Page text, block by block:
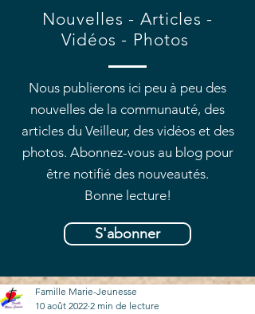
Nouvelles - Articles -
Vidéos - Photos
Nous publierons ici peu à peu des
nouvelles de la communauté, des
articles du Veilleur, des vidéos et des
photos. Abonnez-vous au blog pour
être notifié des nouveautés.
Bonne lecture!
S'abonner
Famille Marie-Jeunesse
10 août 2022 2 min de lecture